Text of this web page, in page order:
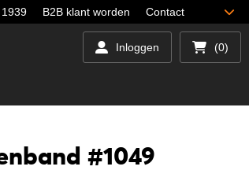
B2B klant worden Contact
Inloggen (0)
#1049